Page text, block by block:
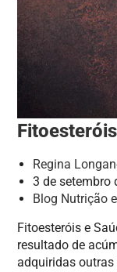
Regina
3 de setembro
Blog Nutrição
Fitoesteróis e
resultado de
adquiridas